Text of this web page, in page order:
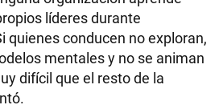
líderes durante
quienes conducen no exploran,
mentales y no se animan
difícil que el resto de la